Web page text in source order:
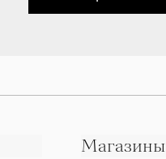
Магазины